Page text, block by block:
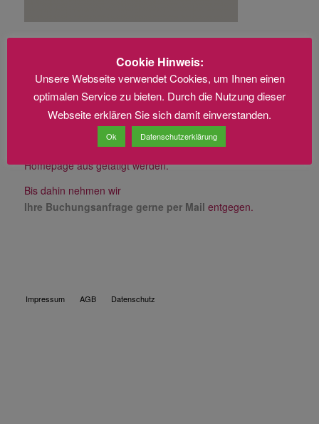
SCHÖN, DASS SIE UNS BESUCHEN!
In Kürze können Buchungen direkt online von dieser
Homepage aus getätigt werden.
Bis dahin nehmen wir
Ihre Buchungsanfrage gerne per Mail entgegen.
Impressum AGB Datenschutz
Cookie Hinweis:
Unsere Webseite verwendet Cookies, um Ihnen einen
optimalen Service zu bieten. Durch die Nutzung dieser
Webseite erklären Sie sich damit einverstanden.
Ok Datenschutzerklärung